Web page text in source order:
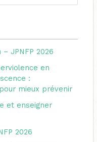
JPNFP 2026
en
:
mieux prévenir
et enseigner
2026